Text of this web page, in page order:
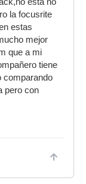
la focusrite
estas
mejor
que a mi
tiene
comparando
pero con